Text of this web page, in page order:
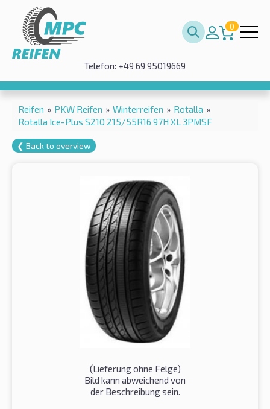
0
Telefon: +49 69 95019669
Reifen » PKW Reifen » Winterreifen » Rotalla »
Rotalla Ice-Plus S210 215/55R16 97H XL 3PMSF
❮ Back to overview
(Lieferung ohne Felge)
Bild kann abweichend von
der Beschreibung sein.